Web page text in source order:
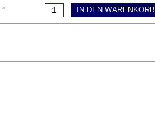
* IN DEN WARENKORB